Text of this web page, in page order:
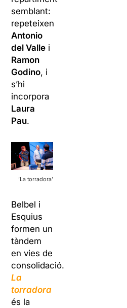
semblant:
repeteixen
Antonio
del Valle i
Ramon
Godino, i
s’hi
incorpora
Laura
Pau.
‘La torradora’
Belbel i
Esquius
formen un
tàndem
en vies de
consolidació.
La
torradora
és la